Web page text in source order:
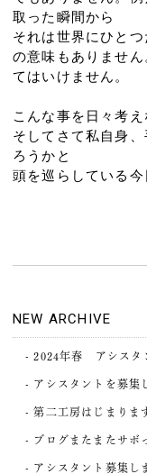
取った瞬間から
それは世界にひと
の意味もありませ
てはいけません。
こんな事を日々考
そしてさて私自身
ろうかと
頭を巡らしている今
NEW ARCHIVE
2024年春 アシスタ
アシスタントを募集
第二工房はじまりま
ブログまたまたサボ
アシスタント募集し